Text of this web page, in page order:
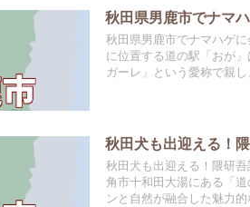
秋田県男鹿市でナマ
秋田県男鹿市でナマハゲ
に位置する道の駅「おが
ガーレ」という愛称で親
秋田犬も出迎える！
秋田犬も出迎える！隈研
角市十和田大湯にある「
ンと自然が融合した魅力